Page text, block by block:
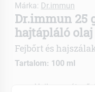
Márka: Dr.immun
Dr.immun 25
hajtápláló
Fejbőrt és
Tartalom: 100 ml
Hajhagymát